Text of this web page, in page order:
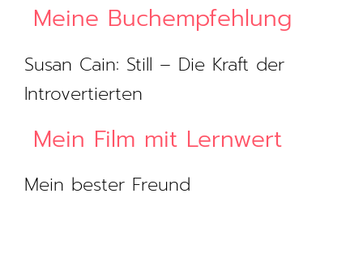
Meine Buchempfehlung
Susan Cain: Still – Die Kraft der
Introvertierten
Mein Film mit Lernwert
Mein bester Freund​